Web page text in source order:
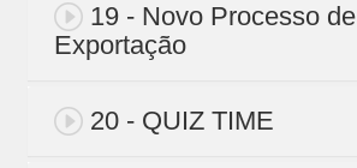
19 - Novo Processo de
Exportação
20 - QUIZ TIME